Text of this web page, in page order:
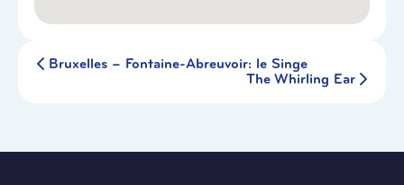
Bruxelles – Fontaine-Abreuvoir: le Singe
The Whirling Ear